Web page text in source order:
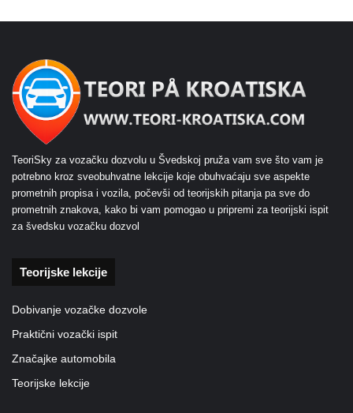
TeoriSky za vozačku dozvolu u Švedskoj pruža vam sve što vam je
potrebno kroz sveobuhvatne lekcije koje obuhvaćaju sve aspekte
prometnih propisa i vozila, počevši od teorijskih pitanja pa sve do
prometnih znakova, kako bi vam pomogao u pripremi za teorijski ispit
za švedsku vozačku dozvol
Teorijske lekcije
Dobivanje vozačke dozvole
Praktični vozački ispit
Značajke automobila
Teorijske lekcije